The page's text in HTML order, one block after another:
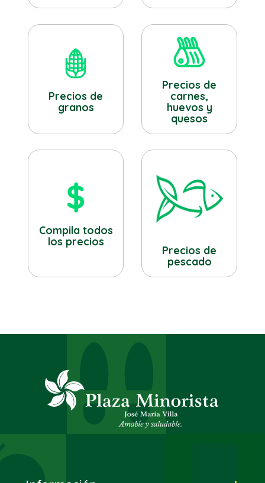
Precios de
granos
Precios de
carnes,
huevos y
quesos
Compila todos
los precios
Precios de
pescado